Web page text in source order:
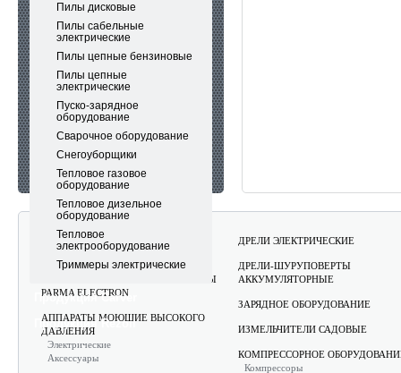
Пилы дисковые
Пилы сабельные
электрические
Пилы цепные бензиновые
Пилы цепные
электрические
Пуско-зарядное
оборудование
Сварочное оборудование
Снегоуборщики
Тепловое газовое
оборудование
Тепловое дизельное
оборудование
Тепловое
электрооборудование
Триммеры электрические
Продукция Carver
Продукция Rezoil
АККУМУЛЯТОРНЫЕ САДОВЫЕ
ИНСТРУМЕНТЫ CARVER
АККУМУЛЯТОРНЫЕ ИНСТРУМЕНТЫ
PARMA ELECTRON
АППАРАТЫ МОЮЩИЕ ВЫСОКОГО
ДАВЛЕНИЯ
Электрические
Аксессуары
ДРЕЛИ ЭЛЕКТРИЧЕСКИЕ
ДРЕЛИ-ШУРУПОВЕРТЫ
АККУМУЛЯТОРНЫЕ
ЗАРЯДНОЕ ОБОРУДОВАНИЕ
ИЗМЕЛЬЧИТЕЛИ САДОВЫЕ
КОМПРЕССОРНОЕ
Компрессоры